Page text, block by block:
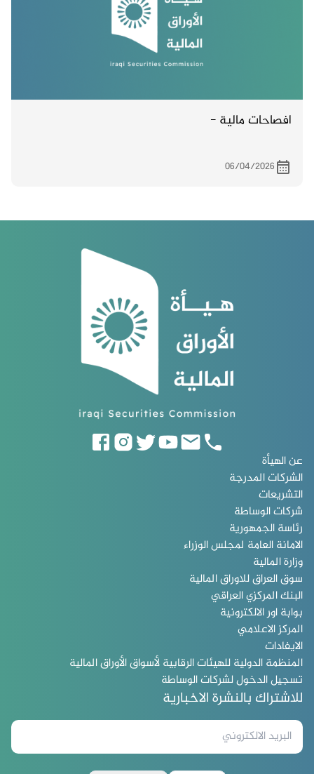
افصاحات مالية -
06/04/2026
عن الهيأة
الشركات المدرجة
التشريعات
شركات الوساطة
رئاسة الجمهورية
الامانة العامة لمجلس الوزراء
وزارة المالية
سوق العراق للاوراق المالية
البنك المركزي العراقي
بوابة اور الالكترونية
المركز الاعلامي
الايفادات
المنظمة الدولية للهيئات الرقابية لأسواق الأوراق المالية
تسجيل الدخول لشركات الوساطة
للاشتراك بالنشرة الاخبارية